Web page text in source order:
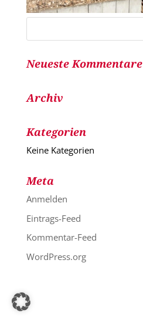
Neueste Kommentare
Archiv
Kategorien
Keine Kategorien
Meta
Anmelden
Eintrags-Feed
Kommentar-Feed
WordPress.org